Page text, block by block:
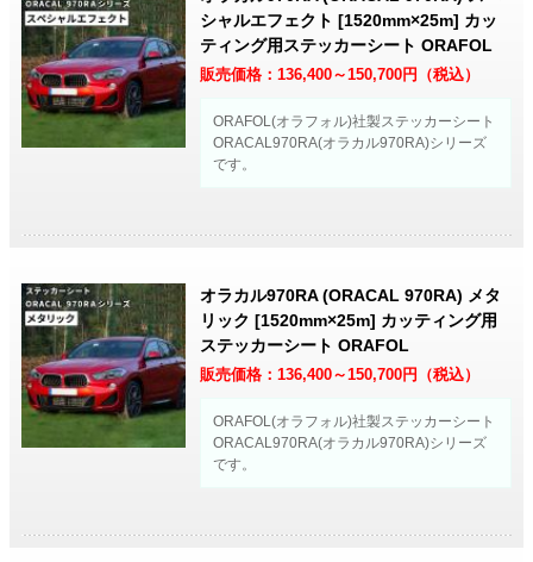
シャルエフェクト [1520mm×25m] カッ
ティング用ステッカーシート ORAFOL
販売価格：136,400～150,700円（税込）
ORAFOL(オラフォル)社製ステッカーシート
ORACAL970RA(オラカル970RA)シリーズ
です。
オラカル970RA (ORACAL 970RA) メタ
リック [1520mm×25m] カッティング用
ステッカーシート ORAFOL
販売価格：136,400～150,700円（税込）
ORAFOL(オラフォル)社製ステッカーシート
ORACAL970RA(オラカル970RA)シリーズ
です。